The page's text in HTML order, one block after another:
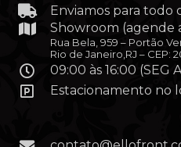
Enviamos para todo
Showroom (agende
Rua Bela, 959 – Portão
Rio de Janeiro,RJ – CEP:
09:00 às 16:00 (SEG
Estacionamento no